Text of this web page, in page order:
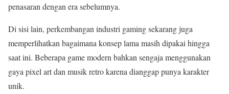
penasaran dengan era sebelumnya.
Di sisi lain, perkembangan industri gaming sekarang juga
memperlihatkan bagaimana konsep lama masih dipakai hingga
saat ini. Beberapa game modern bahkan sengaja menggunakan
gaya pixel art dan musik retro karena dianggap punya karakter
unik.